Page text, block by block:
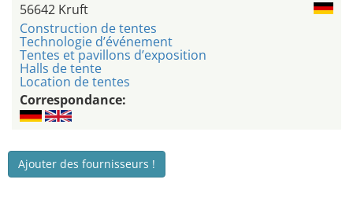
56642 Kruft
Construction de tentes
Technologie d’événement
Tentes et pavillons d’exposition
Halls de tente
Location de tentes
Correspondance:
Ajouter des fournisseurs !